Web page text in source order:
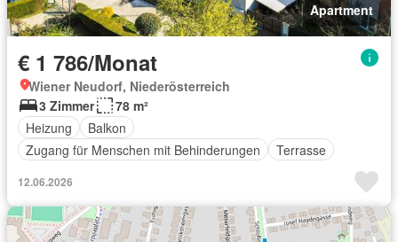
Apartment
€ 1 786/Monat
Wiener Neudorf, Niederösterreich
3 Zimmer
78 m²
Heizung
Balkon
Zugang für Menschen mit Behinderungen
Terrasse
12.06.2026